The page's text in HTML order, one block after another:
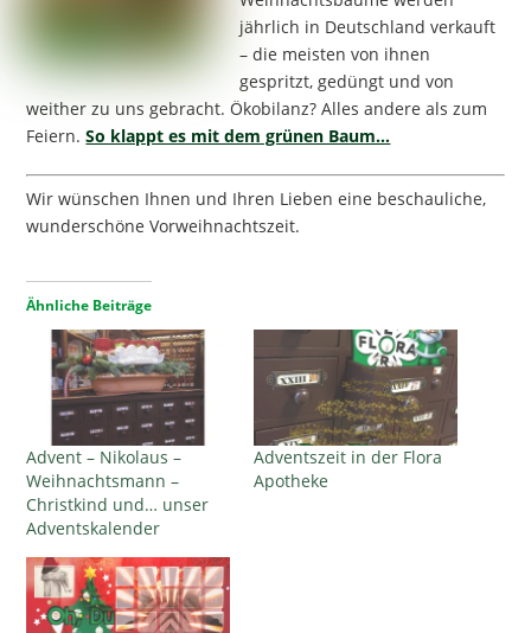
jährlich in Deutschland verkauft
– die meisten von ihnen
gespritzt, gedüngt und von
weither zu uns gebracht. Ökobilanz? Alles andere als zum
Feiern.So klappt es mit dem grünen Baum…
Wir wünschen Ihnen und Ihren Lieben eine beschauliche,
wunderschöne Vorweihnachtszeit.
Ähnliche Beiträge
Advent – Nikolaus –
Weihnachtsmann –
Christkind und… unser
Adventskalender
Adventszeit in der Flora
Apotheke